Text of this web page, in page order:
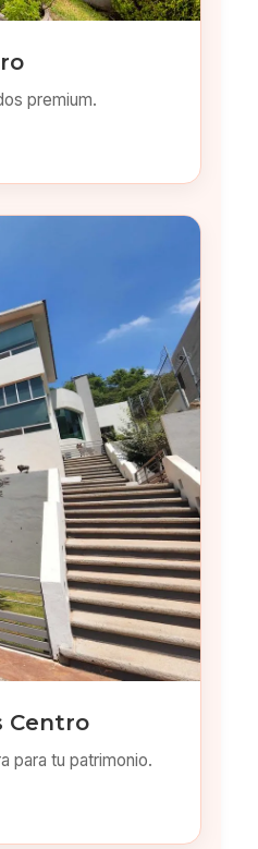
premium.
Centro
para tu patrimonio.